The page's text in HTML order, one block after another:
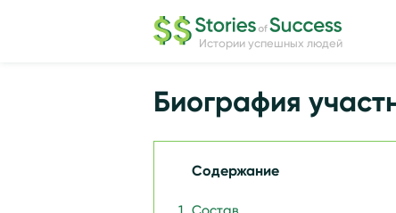
Истории успешных людей
Биография
Содержание